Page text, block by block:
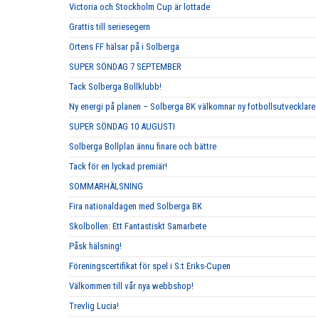
Victoria och Stockholm Cup är lottade
Grattis till seriesegern
Ortens FF hälsar på i Solberga
SUPER SÖNDAG 7 SEPTEMBER
Tack Solberga Bollklubb!
Ny energi på planen – Solberga BK välkomnar ny fotbollsutvecklare
SUPER SÖNDAG 10 AUGUSTI
Solberga Bollplan ännu finare och bättre
Tack för en lyckad premiär!
SOMMARHÄLSNING
Fira nationaldagen med Solberga BK
Skolbollen: Ett Fantastiskt Samarbete
Påsk hälsning!
Föreningscertifikat för spel i S:t Eriks-Cupen
Välkommen till vår nya webbshop!
Trevlig Lucia!